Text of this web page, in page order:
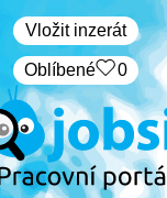
Vložit inzerát
Oblíbené 0